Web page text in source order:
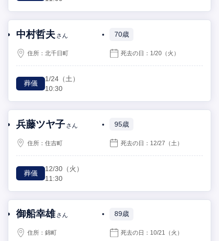
中村哲夫 さん 70歳
住所：北千日町 死去の日： 1/20 （火）
葬儀
1/24 （土）
10:30
兵藤ツヤ子 さん 95歳
住所：住吉町 死去の日： 12/27 （土）
葬儀
12/30 （火）
11:30
御船幸雄 さん 89歳
住所：錦町 死去の日： 10/21 （火）